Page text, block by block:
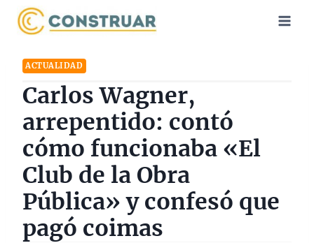
Saltar
ACTUALIDAD
Carlos Wagner,
arrepentido: contó
cómo funcionaba «El
Club de la Obra
Pública» y confesó que
pagó coimas